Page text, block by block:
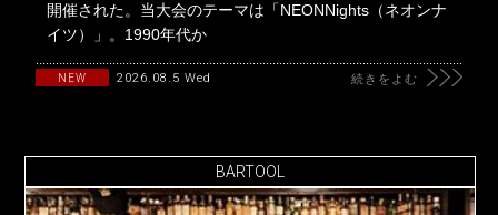
開催された。当大会のテーマは「NEONNights（ネオンナ
イツ）」。1990年代か
NEW 2026.08.5 Wed 続きをよむ
BARTOOL